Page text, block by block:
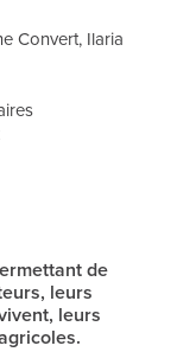
Convert, Ilaria
de
leurs
leurs